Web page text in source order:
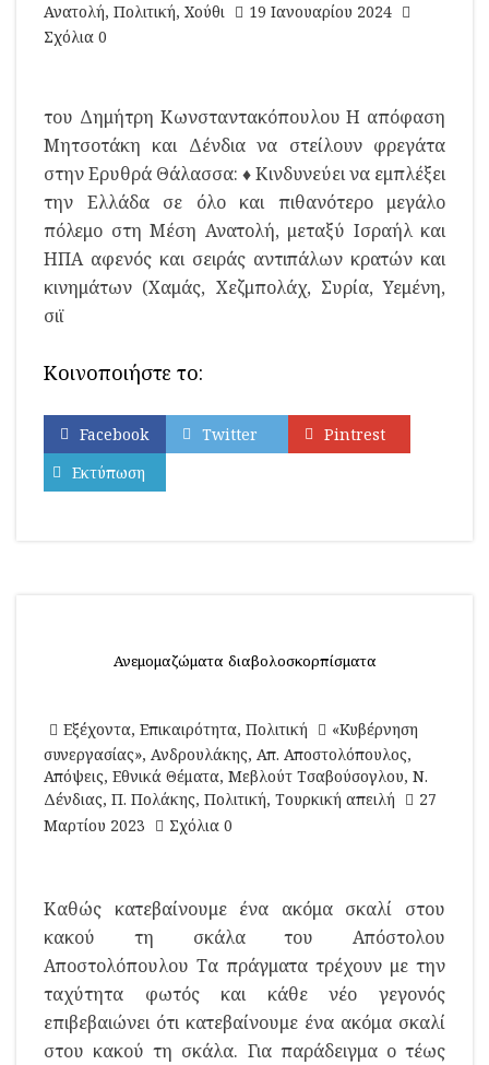
Ανατολή, Πολιτική, Χούθι
19 Ιανουαρίου 2024
Σχόλια 0
του Δημήτρη Κωνσταντακόπουλου Η απόφαση
Μητσοτάκη και Δένδια να στείλουν φρεγάτα
στην Ερυθρά Θάλασσα: ♦ Κινδυνεύει να εμπλέξει
την Ελλάδα σε όλο και πιθανότερο μεγάλο
πόλεμο στη Μέση Ανατολή, μεταξύ Ισραήλ και
ΗΠΑ αφενός και σειράς αντιπάλων κρατών και
κινημάτων (Χαμάς, Χεζμπολάχ, Συρία, Υεμένη,
σιϊ
Κοινοποιήστε το:
Facebook Twitter
Pintrest
Εκτύπωση
Ανεμομαζώματα διαβολοσκορπίσματα
Εξέχοντα, Επικαιρότητα, Πολιτική
«Κυβέρνηση
συνεργασίας», Ανδρουλάκης, Απ. Αποστολόπουλος,
Απόψεις, Εθνικά Θέματα, Μεβλούτ Τσαβούσογλου, Ν.
Δένδιας, Π. Πολάκης, Πολιτική, Τουρκική απειλή
27
Μαρτίου 2023
Σχόλια 0
Καθώς κατεβαίνουμε ένα ακόμα σκαλί στου
κακού τη σκάλα του Απόστολου
Αποστολόπουλου Τα πράγματα τρέχουν με την
ταχύτητα φωτός και κάθε νέο γεγονός
επιβεβαιώνει ότι κατεβαίνουμε ένα ακόμα σκαλί
στου κακού τη σκάλα. Για παράδειγμα ο τέως